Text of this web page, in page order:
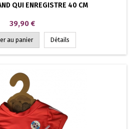
QUI ENREGISTRE 40 CM
Prix
39,90 €
au panier Détails